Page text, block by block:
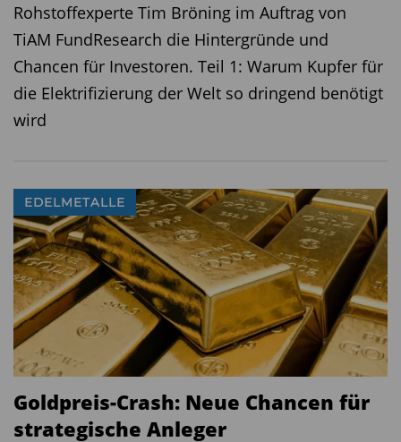
Rohstoffexperte Tim Bröning im Auftrag von
TiAM FundResearch die Hintergründe und
Chancen für Investoren. Teil 1: Warum Kupfer für
die Elektrifizierung der Welt so dringend benötigt
wird
EDELMETALLE
Goldpreis-Crash: Neue Chancen für
strategische Anleger